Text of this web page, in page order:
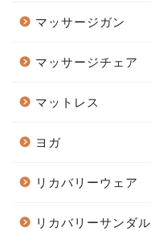
マッサージガン
マッサージチェア
マットレス
ヨガ
リカバリーウェア
リカバリーサンダル